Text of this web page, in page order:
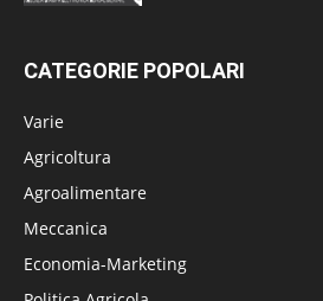
CATEGORIE POPOLARI
Varie
Agricoltura
Agroalimentare
Meccanica
Economia-Marketing